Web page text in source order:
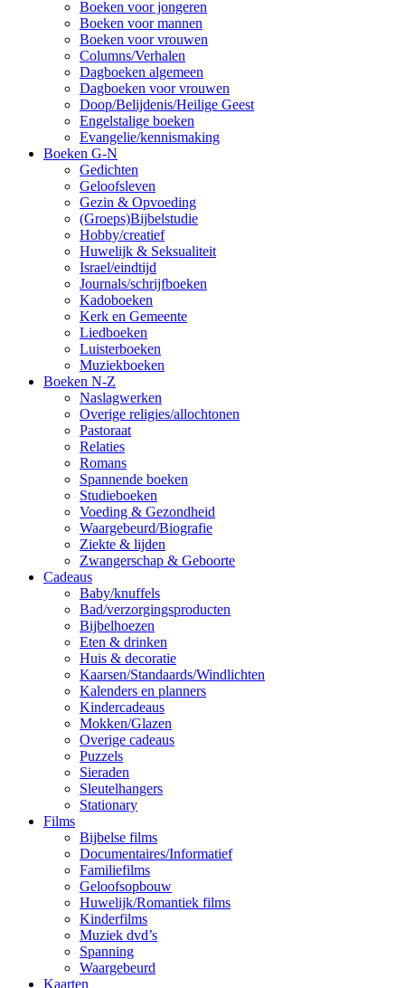
Boeken voor jongeren
Boeken voor mannen
Boeken voor vrouwen
Columns/Verhalen
Dagboeken algemeen
Dagboeken voor vrouwen
Doop/Belijdenis/Heilige Geest
Engelstalige boeken
Evangelie/kennismaking
Boeken G-N
Gedichten
Geloofsleven
Gezin & Opvoeding
(Groeps)Bijbelstudie
Hobby/creatief
Huwelijk & Seksualiteit
Israel/eindtijd
Journals/schrijfboeken
Kadoboeken
Kerk en Gemeente
Liedboeken
Luisterboeken
Muziekboeken
Boeken N-Z
Naslagwerken
Overige religies/allochtonen
Pastoraat
Relaties
Romans
Spannende boeken
Studieboeken
Voeding & Gezondheid
Waargebeurd/Biografie
Ziekte & lijden
Zwangerschap & Geboorte
Cadeaus
Baby/knuffels
Bad/verzorgingsproducten
Bijbelhoezen
Eten & drinken
Huis & decoratie
Kaarsen/Standaards/Windlichten
Kalenders en planners
Kindercadeaus
Mokken/Glazen
Overige cadeaus
Puzzels
Sieraden
Sleutelhangers
Stationary
Films
Bijbelse films
Documentaires/Informatief
Familiefilms
Geloofsopbouw
Huwelijk/Romantiek films
Kinderfilms
Muziek dvd’s
Spanning
Waargebeurd
Kaarten